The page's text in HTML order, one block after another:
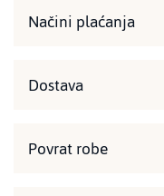
Načini plaćanja
Dostava
Povrat robe